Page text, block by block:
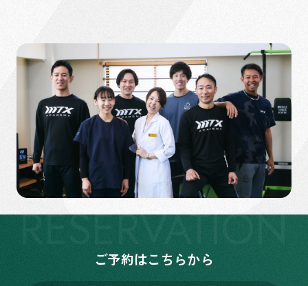
RESERVATION
ご予約はこちらから